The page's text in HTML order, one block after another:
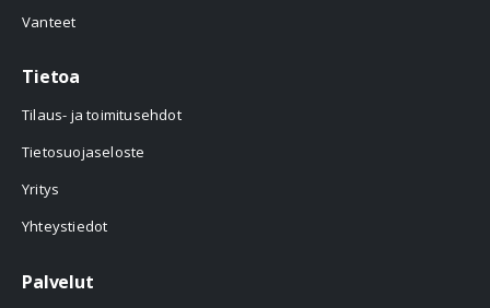
Vanteet
Tietoa
Tilaus- ja toimitusehdot
Tietosuojaseloste
Yritys
Yhteystiedot
Palvelut